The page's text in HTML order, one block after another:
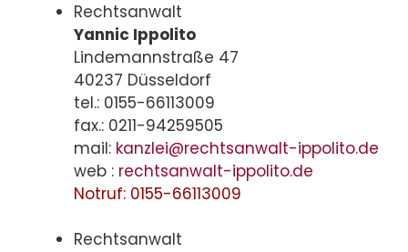
Rechtsanwalt
Yannic Ippolito
Lindemannstraße 47
40237 Düsseldorf
tel.: 0155-66113009
fax.: 0211-94259505
mail: kanzlei@rechtsanwalt-ippolito.de
web : rechtsanwalt-ippolito.de
Notruf: 0155-66113009
Rechtsanwalt